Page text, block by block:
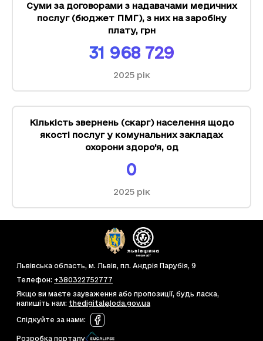
Суми за договорами з надавачами медичних
послуг (бюджет ПМГ), з них на заробіну
плату, грн
31 968 729
2025рік
Кількість звернень (скарг) населення щодо
якості послуг у комунальних закладах
охорони здоро'я, од
0
2025рік
Львівська область, м. Львів, пл. Андрія Парубія, 9
Телефон: +380322752777
Якщо ви маєте зауваження або пропозиції, будь ласка,
напишіть нам: thedigital@loda.gov.ua
Слідкуйте за нами:
Розробка порталу